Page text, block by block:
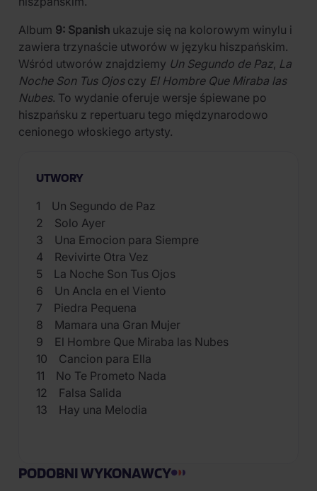
Album 9: Spanish ukazuje się na kolorowym winylu i
zawiera trzynaście utworów w języku hiszpańskim.
Wśród utworów znajdziemy Un Segundo de Paz, La
Noche Son Tus Ojosczy El Hombre Que Miraba las
Nubes. To wydanie oferuje wersje śpiewane po
hiszpańsku z repertuaru tego międzynarodowo
cenionego włoskiego artysty.
UTWORY
1 Un Segundo de Paz
2 Solo Ayer
3 Una Emocion para Siempre
4 Revivirte Otra Vez
5 La Noche Son Tus Ojos
6 Un Ancla en el Viento
7 Piedra Pequena
8 Mamara una Gran Mujer
9 El Hombre Que Miraba las Nubes
10 Cancion para Ella
11 No Te Prometo Nada
12 Falsa Salida
13 Hay una Melodia
PODOBNI WYKONAWCY